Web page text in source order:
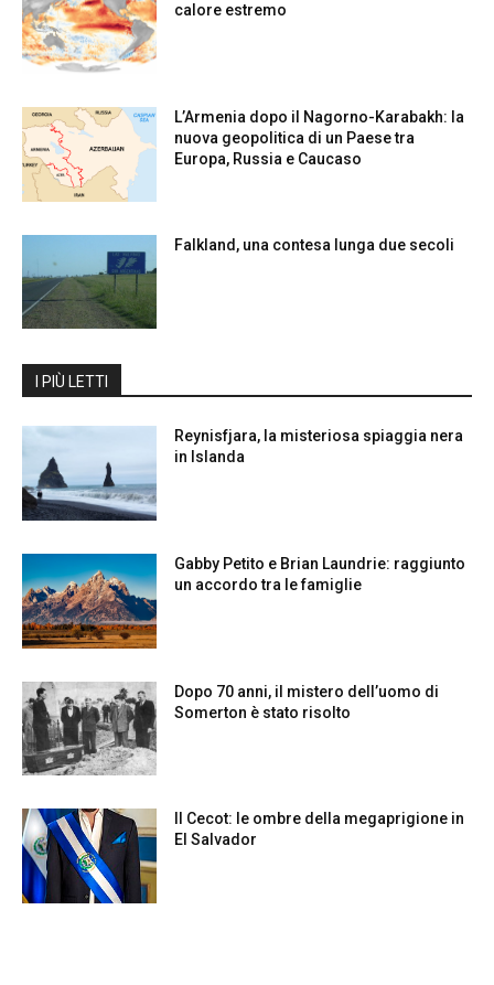
calore estremo
L’Armenia dopo il Nagorno-Karabakh: la
nuova geopolitica di un Paese tra
Europa, Russia e Caucaso
Falkland, una contesa lunga due secoli
I PIÙ LETTI
Reynisfjara, la misteriosa spiaggia nera
in Islanda
Gabby Petito e Brian Laundrie: raggiunto
un accordo tra le famiglie
Dopo 70 anni, il mistero dell’uomo di
Somerton è stato risolto
Il Cecot: le ombre della megaprigione in
El Salvador